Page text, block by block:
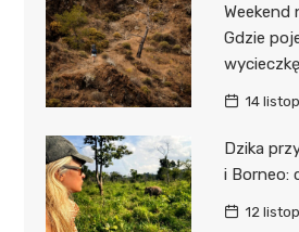
Weekend
Gdzie
14
Dzika
i Borneo:
12